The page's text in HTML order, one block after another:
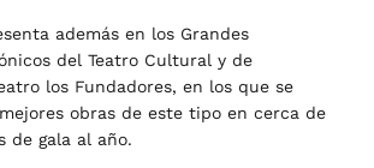
además en los Grandes
del Teatro Cultural y de
los Fundadores, en los que se
obras de este tipo en cerca de
de gala al año.